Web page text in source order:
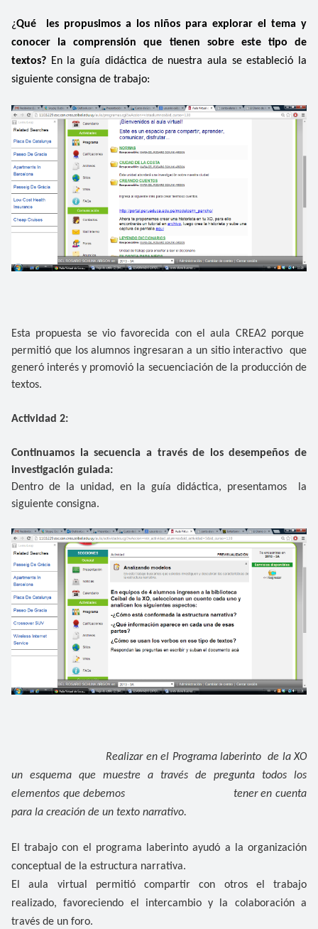
¿Qué les propusimos a los niños para explorar el tema y
conocer la comprensión que tienen sobre este tipo de
textos? En la guía didáctica de nuestra aula se estableció la
siguiente consigna de trabajo:
Esta propuesta se vio favorecida con el aula CREA2 porque
permitió que los alumnos ingresaran a un sitio interactivo que
generó interés y promovió la secuenciación de la producción de
textos.
Actividad 2:
Continuamos la secuencia a través de los desempeños de
investigación guiada:
Dentro de la unidad, en la guía didáctica, presentamos la
siguiente consigna.
Realizar en el Programa laberinto de la XO
un esquema que muestre a través de pregunta todos los
elementos que debemos tener en cuenta
para la creación de un texto narrativo.
El trabajo con el programa laberinto ayudó a la organización
conceptual de la estructura narrativa.
El aula virtual permitió compartir con otros el trabajo
realizado, favoreciendo el intercambio y la colaboración a
través de un foro.